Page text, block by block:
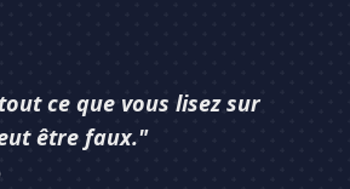
ce que vous lisez sur
être faux."